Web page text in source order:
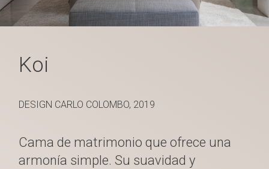
Koi
DESIGN CARLO COLOMBO, 2019
Cama de matrimonio que ofrece una
armonía simple. Su suavidad y